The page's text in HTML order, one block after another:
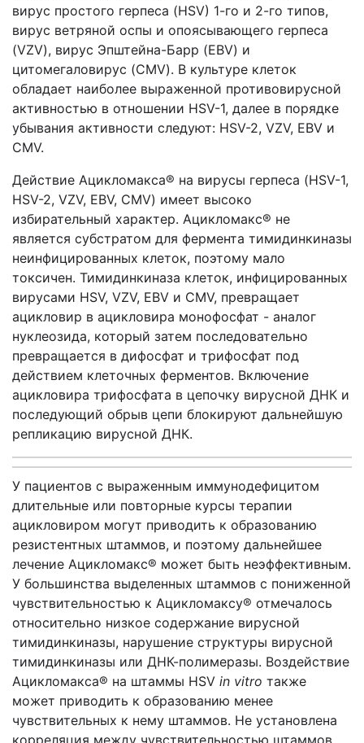
вирус простого герпеса (HSV) 1-го и 2-го типов,
вирус ветряной оспы и опоясывающего герпеса
(VZV), вирус Эпштейна-Барр (EBV) и
цитомегаловирус (CMV). В культуре клеток
обладает наиболее выраженной противовирусной
активностью в отношении HSV-1, далее в порядке
убывания активности следуют: HSV-2, VZV, EBV и
CMV.
Действие Ацикломакса® на вирусы герпеса (HSV-1,
HSV-2, VZV, EBV, CMV) имеет высоко
избирательный характер. Ацикломакс® не
является субстратом для фермента тимидинкиназы
неинфицированных клеток, поэтому мало
токсичен. Тимидинкиназа клеток, инфицированных
вирусами HSV, VZV, EBV и CMV, превращает
ацикловир в ацикловира монофосфат - аналог
нуклеозида, который затем последовательно
превращается в дифосфат и трифосфат под
действием клеточных ферментов. Включение
ацикловира трифосфата в цепочку вирусной ДНК и
последующий обрыв цепи блокируют дальнейшую
репликацию вирусной ДНК.
У пациентов с выраженным иммунодефицитом
длительные или повторные курсы терапии
ацикловиром могут приводить к образованию
резистентных штаммов, и поэтому дальнейшее
лечение Ацикломакс® может быть неэффективным.
У большинства выделенных штаммов с пониженной
чувствительностью к Ацикломаксу® отмечалось
относительно низкое содержание вирусной
тимидинкиназы, нарушение структуры вирусной
тимидинкиназы или ДНК-полимеразы. Воздействие
Ацикломакса® на штаммы HSV in vitro также
может приводить к образованию менее
чувствительных к нему штаммов. Не установлена
корреляция между чувствительностью штаммов